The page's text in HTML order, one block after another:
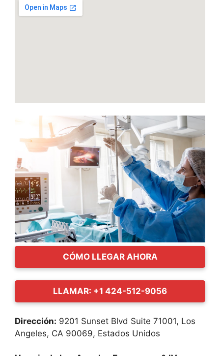
CÓMO LLEGAR AHORA
LLAMAR: +1 424-512-9056
Dirección: 9201 Sunset Blvd Suite 71001, Los
Angeles, CA 90069, Estados Unidos